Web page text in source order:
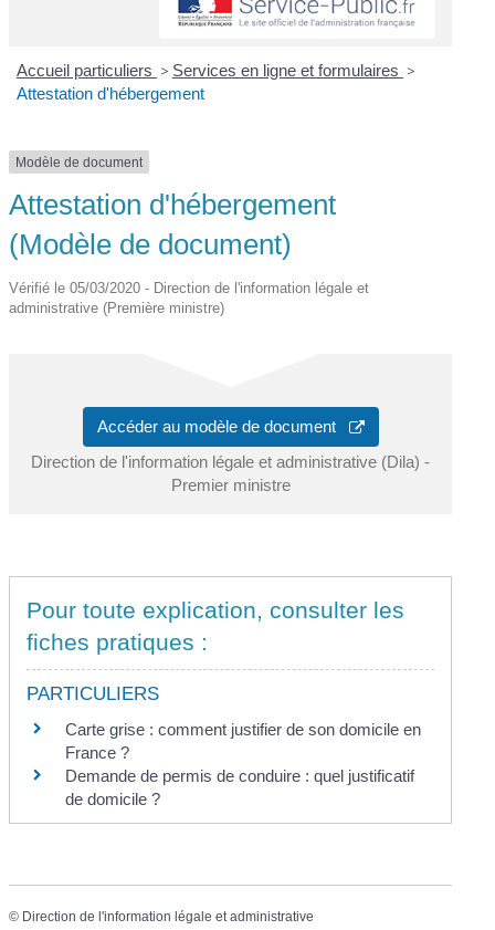
Accueil particuliers > Services en ligne et formulaires >
Attestation d'hébergement
Modèle de document
Attestation d'hébergement
(Modèle de document)
Vérifié le 05/03/2020 - Direction de l'information légale et
administrative (Première ministre)
Accéder au modèle de document
Direction de l'information légale et administrative (Dila) -
Premier ministre
Pour toute explication, consulter les
fiches pratiques :
PARTICULIERS
Carte grise : comment justifier de son domicile en
France ?
Demande de permis de conduire : quel justificatif
de domicile ?
© Direction de l'information légale et administrative